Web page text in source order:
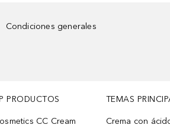
Condiciones generales
PRODUCTOS
CC Cream
TEMAS
Crema con